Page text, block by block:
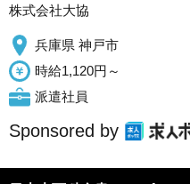
株式会社大協
兵庫県 神戸市
時給1,120円～
派遣社員
Sponsored by